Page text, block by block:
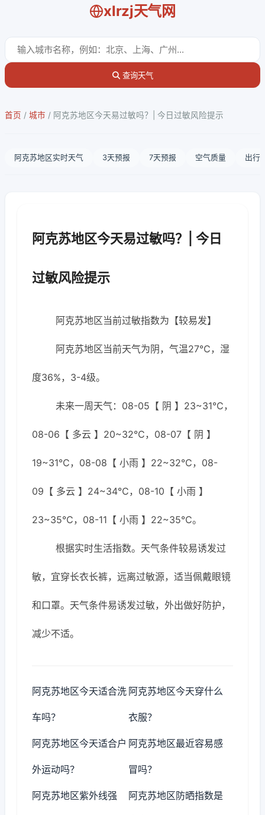
xlrzj天气网
查询天气
首页 / 城市 / 阿克苏地区今天易过敏吗？| 今日过敏风险提示
阿克苏地区实时天气 3天预报 7天预报 空气质量 出行
阿克苏地区今天易过敏吗？| 今日
过敏风险提示
阿克苏地区当前过敏指数为【较易发】
阿克苏地区当前天气为阴，气温27℃，湿
度36%，3-4级。
未来一周天气：08-05【 阴 】23~31℃，
08-06【 多云 】20~32℃，08-07【 阴 】
19~31℃，08-08【 小雨 】22~32℃，08-
09【 多云 】24~34℃，08-10【 小雨 】
23~35℃，08-11【 小雨 】22~35℃。
根据实时生活指数。天气条件较易诱发过
敏，宜穿长衣长裤，远离过敏源，适当佩戴眼镜
和口罩。天气条件易诱发过敏，外出做好防护，
减少不适。
阿克苏地区今天适合洗
车吗？
阿克苏地区今天穿什么
衣服？
阿克苏地区今天适合户
外运动吗？
阿克苏地区最近容易感
冒吗？
阿克苏地区紫外线强 阿克苏地区防晒指数是